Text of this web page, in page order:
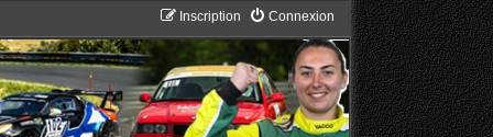
Connexion
Inscription